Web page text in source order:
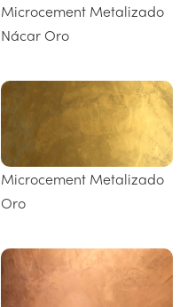
Microcement Metalizado
Nácar Oro
Microcement Metalizado
Oro